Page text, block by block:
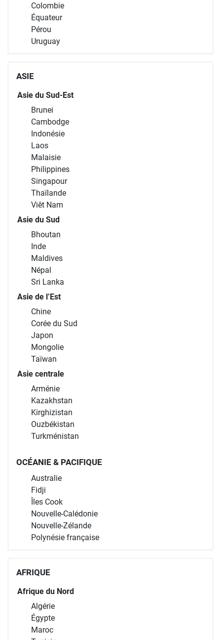
Colombie
Équateur
Pérou
Uruguay
ASIE
Asie du Sud-Est
Brunei
Cambodge
Indonésie
Laos
Malaisie
Philippines
Singapour
Thaïlande
Viêt Nam
Asie du Sud
Bhoutan
Inde
Maldives
Népal
Sri Lanka
Asie de l’Est
Chine
Corée du Sud
Japon
Mongolie
Taïwan
Asie centrale
Arménie
Kazakhstan
Kirghizistan
Ouzbékistan
Turkménistan
OCÉANIE & PACIFIQUE
Australie
Fidji
Îles Cook
Nouvelle-Calédonie
Nouvelle-Zélande
Polynésie française
AFRIQUE
Afrique du Nord
Algérie
Égypte
Maroc